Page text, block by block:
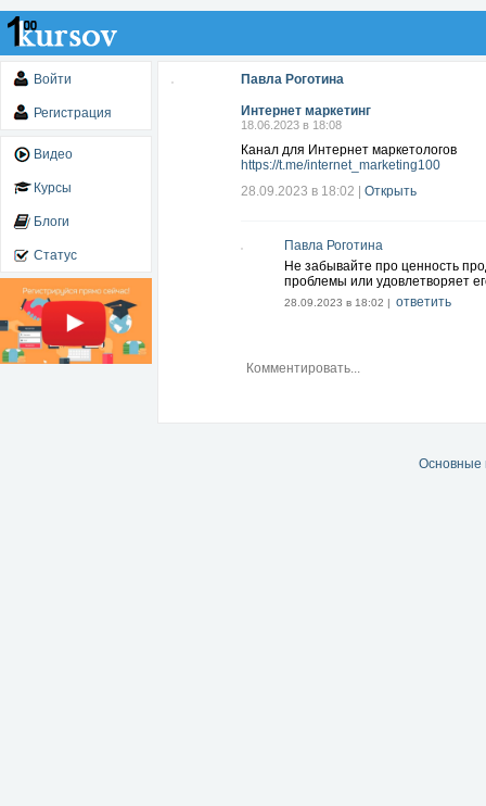
Войти
Регистрация
Видео
Курсы
Блоги
Статус
Павла Роготина
Интернет маркетинг
18.06.2023 в 18:08
Канал для Интернет маркетологов
https://t.me/internet_marketing100
28.09.2023 в 18:02
Открыть
Павла Роготина
Не забывайте про ценность
проблемы или удовлетворяет
28.09.2023 в 18:02 | ответить
Основные